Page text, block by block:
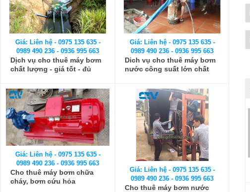
Giá: Liên hệ - 0975 135 635 -
0989 490 236 - 0936 995 663
Dịch vụ cho thuê máy bơm
chất lượng - giá tốt - đủ
Giá: Liên hệ - 0975 135 635 -
0989 490 236 - 0936 995 663
Dich vụ cho thuê máy bơm
nước công suất lớn chất
Giá: Liên hệ - 0975 135 635 -
0989 490 236 - 0936 995 663
Cho thuê máy bơm chữa
cháy, bơm cứu hỏa
Giá: Liên hệ - 0975 135 635 -
0989 490 236 - 0936 995 663
Cho thuê máy bơm nước